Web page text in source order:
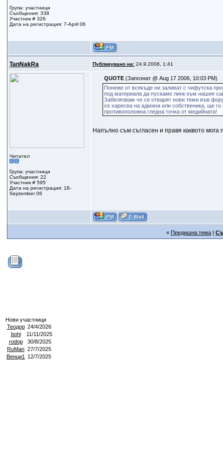
Група: участници
Съобщения: 338
Участник # 326
Дата на регистрация: 7-April 06
TanNakRa Публикувано на:24.9.2006, 1:41
Читател
Група: участници
Съобщения: 22
Участник # 595
Дата на регистрация: 18-
September 06
QUOTE (Запознат @ Aug 17 2006, 10:03 PM)
Понеже от всякъде ни заливат с чифутска
под материала да пускаме линк към нашия
Забелязвам че се отварят нови теми във
се харесва на админа или собственика, ще
противоположна гледна точка от медийната!
Напълно съм съгласен и правя каквото мога
« Предишна тема|
Нови участници
Теодор 24/4/2026
bohi
11/11/2025
rodop
30/8/2025
RuMan 27/7/2025
Венци1
12/7/2025